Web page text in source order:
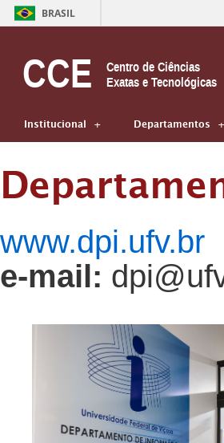
BRASIL
CCE
Centro de Ciências
Exatas e Tecnológicas
Institucional Departamentos
www.dpi.ufv.br
e-mail: